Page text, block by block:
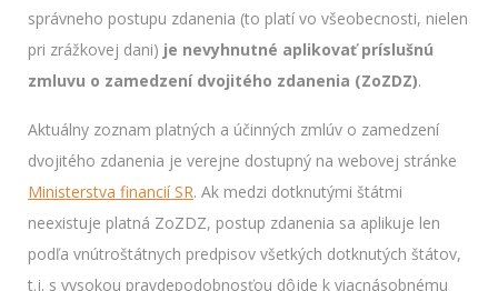
správneho postupu zdanenia (to platí vo všeobecnosti, nielen
pri zrážkovej dani) je nevyhnutné aplikovať príslušnú
zmluvu o zamedzení dvojitého zdanenia (ZoZDZ).
Aktuálny zoznam platných a účinných zmlúv o zamedzení
dvojitého zdanenia je verejne dostupný na webovej stránke
Ministerstva financií SR. Ak medzi dotknutými štátmi
neexistuje platná ZoZDZ, postup zdanenia sa aplikuje len
podľa vnútroštátnych predpisov všetkých dotknutých štátov,
t.j. s vysokou pravdepodobnosťou dôjde k viacnásobnému